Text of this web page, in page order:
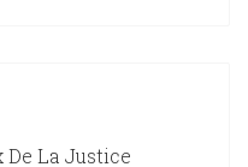
La Justice